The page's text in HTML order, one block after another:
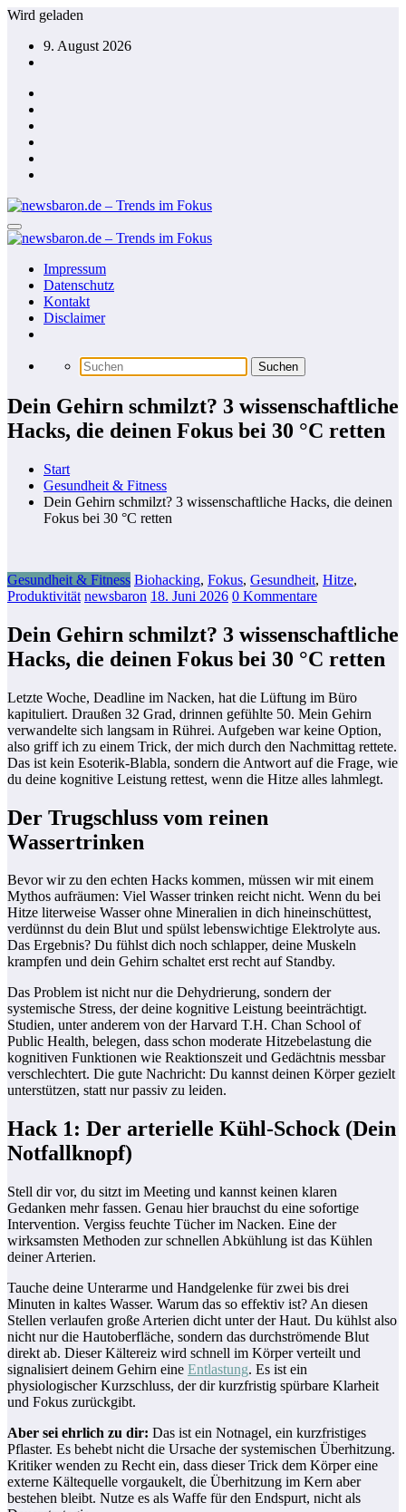
Zum
springen
Wird geladen
9. August 2026
Impressum
Datenschutz
Kontakt
Disclaimer
Dein Gehirn schmilzt? 3 wissenschaftliche
Hacks, die deinen Fokus bei 30 °C retten
Start
Gesundheit & Fitness
Dein Gehirn schmilzt? 3 wissenschaftliche Hacks, die deinen
Fokus bei 30 °C retten
Gesundheit & Fitness Biohacking, Fokus, Gesundheit, Hitze,
Produktivität newsbaron 18. Juni 2026 0 Kommentare
Dein Gehirn schmilzt? 3 wissenschaftliche
Hacks, die deinen Fokus bei 30 °C retten
Letzte Woche, Deadline im Nacken, hat die Lüftung im Büro
kapituliert. Draußen 32 Grad, drinnen gefühlte 50. Mein Gehirn
verwandelte sich langsam in Rührei. Aufgeben war keine Option,
also griff ich zu einem Trick, der mich durch den Nachmittag rettete.
Das ist kein Esoterik-Blabla, sondern die Antwort auf die Frage, wie
du deine kognitive Leistung rettest, wenn die Hitze alles lahmlegt.
Der Trugschluss vom reinen
Wassertrinken
Bevor wir zu den echten Hacks kommen, müssen wir mit einem
Mythos aufräumen: Viel Wasser trinken reicht nicht. Wenn du bei
Hitze literweise Wasser ohne Mineralien in dich hineinschüttest,
verdünnst du dein Blut und spülst lebenswichtige Elektrolyte aus.
Das Ergebnis? Du fühlst dich noch schlapper, deine Muskeln
krampfen und dein Gehirn schaltet erst recht auf Standby.
Das Problem ist nicht nur die Dehydrierung, sondern der
systemische Stress, der deine kognitive Leistung beeinträchtigt.
Studien, unter anderem von der Harvard T.H. Chan School of
Public Health, belegen, dass schon moderate Hitzebelastung die
kognitiven Funktionen wie Reaktionszeit und Gedächtnis messbar
verschlechtert. Die gute Nachricht: Du kannst deinen Körper gezielt
unterstützen, statt nur passiv zu leiden.
Hack 1: Der arterielle Kühl-Schock (Dein
Notfallknopf)
Stell dir vor, du sitzt im Meeting und kannst keinen klaren
Gedanken mehr fassen. Genau hier brauchst du eine sofortige
Intervention. Vergiss feuchte Tücher im Nacken. Eine der
wirksamsten Methoden zur schnellen Abkühlung ist das Kühlen
deiner Arterien.
Tauche deine Unterarme und Handgelenke für zwei bis drei
Minuten in kaltes Wasser. Warum das so effektiv ist? An diesen
Stellen verlaufen große Arterien dicht unter der Haut. Du kühlst also
nicht nur die Hautoberfläche, sondern das durchströmende Blut
direkt ab. Dieser Kältereiz wird schnell im Körper verteilt und
signalisiert deinem Gehirn eine Entlastung. Es ist ein
physiologischer Kurzschluss, der dir kurzfristig spürbare Klarheit
und Fokus zurückgibt.
Aber sei ehrlich zu dir: Das ist ein Notnagel, ein kurzfristiges
Pflaster. Es behebt nicht die Ursache der systemischen Überhitzung.
Kritiker wenden zu Recht ein, dass dieser Trick dem Körper eine
externe Kältequelle vorgaukelt, die Überhitzung im Kern aber
bestehen bleibt. Nutze es als Waffe für den Endspurt, nicht als